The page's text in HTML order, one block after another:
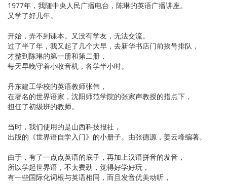
1977年，我随中央人民广播电台，陈琳的英语广播讲座。
又学了好几年。
开始，弄不到课本。又没有学友，无法交流。
过了半了年，我又起了几个大早，去新华书店门前挨号排队，
才整到陈琳的第一册和第二册，
每天早晚守着小收音机，各学半小时。
丹东建工学校的英语教师张伟，
在著名的世界语家，沈阳师范学院的张家声教授的指点下，
担任了初级班的教师。
当时，我们使用的是山西科技报社，
出版的《世界语自学入门》的小册子。由张德源，姜云峰编著。
由于，有了一点点英语的底子，再加上汉语拼音的发音，
所以学起世界语，不太费劲，觉得好学好玩，
有一些国际化词根与英语相同，而且发音优美动听，